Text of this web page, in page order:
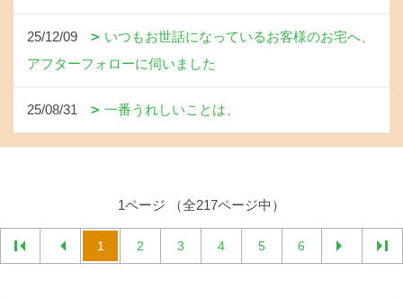
25/12/09
いつもお世話になっているお客様のお宅へ、
アフターフォローに伺いました
25/08/31 一番うれしいことは、
1ページ （全217ページ中）
1 2 3 4 5 6